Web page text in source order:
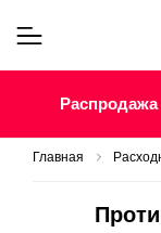
Распродажа
Главная